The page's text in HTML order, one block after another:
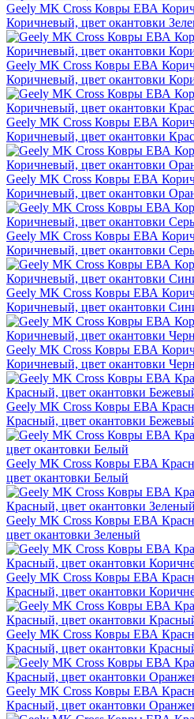
Geely MK Cross Ковры ЕВА
Коричневый, цвет окантовки
Geely MK Cross Ковры ЕВА
Коричневый, цвет окантовки
Geely MK Cross Ковры ЕВА
Коричневый, цвет окантовки
Geely MK Cross Ковры ЕВА
Коричневый, цвет окантовки
Geely MK Cross Ковры ЕВА
Коричневый, цвет окантовки
Geely MK Cross Ковры ЕВА
Коричневый, цвет окантовки
Geely MK Cross Ковры ЕВА
Коричневый, цвет окантовки
Geely MK Cross Ковры ЕВА
Красный, цвет окантовки
Geely MK Cross Ковры ЕВА
цвет окантовки Белый
Geely MK Cross Ковры ЕВА
цвет окантовки Зеленый
Geely MK Cross Ковры ЕВА
Красный, цвет окантовки
Geely MK Cross Ковры ЕВА
Красный, цвет окантовки
Geely MK Cross Ковры ЕВА
Красный, цвет окантовки